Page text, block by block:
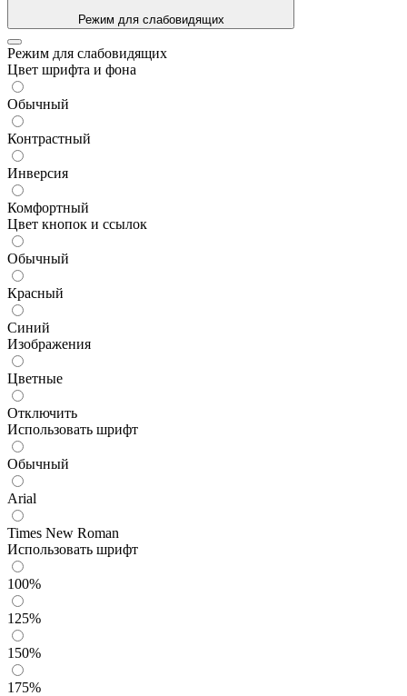
Режим для слабовидящих
Режим для слабовидящих
Цвет шрифта и фона
Обычный
Контрастный
Инверсия
Комфортный
Цвет кнопок и ссылок
Обычный
Красный
Синий
Изображения
Цветные
Отключить
Использовать шрифт
Обычный
Arial
Times New Roman
Использовать шрифт
100%
125%
150%
175%